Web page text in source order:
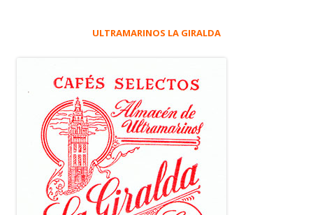
ULTRAMARINOS LA GIRALDA